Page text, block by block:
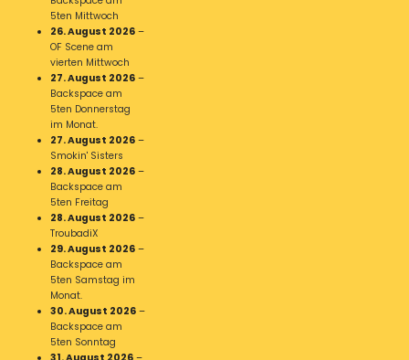
5ten Mittwoch
26. August 2026 –
OF Scene am
vierten Mittwoch
27. August 2026 –
Backspace am
5ten Donnerstag
im Monat.
27. August 2026 –
Smokin' Sisters
28. August 2026 –
Backspace am
5ten Freitag
28. August 2026 –
TroubadiX
29. August 2026 –
Backspace am
5ten Samstag im
Monat.
30. August 2026 –
Backspace am
5ten Sonntag